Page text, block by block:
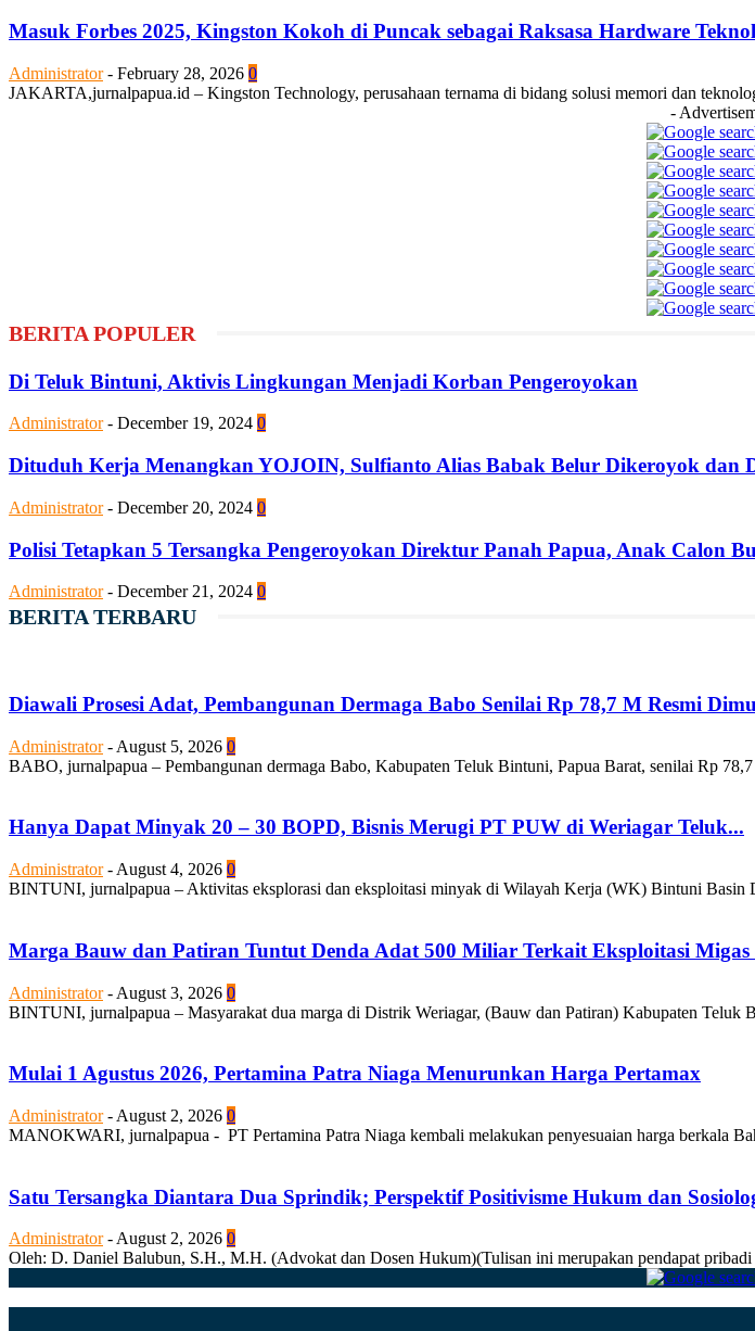
Masuk Forbes 2025, Kingston Kokoh di Puncak sebagai Raksasa Hardware
Administrator - February 28, 2026 0
JAKARTA,jurnalpapua.id – Kingston Technology, perusahaan ternama di bidang solusi memori dan
-
BERITA POPULER
Di Teluk Bintuni, Aktivis Lingkungan Menjadi Korban Pengeroyokan
Administrator - December 19, 2024 0
Dituduh Kerja Menangkan YOJOIN, Sulfianto Alias Babak Belur Dikeroyok dan
Administrator - December 20, 2024 0
Polisi Tetapkan 5 Tersangka Pengeroyokan Direktur Panah Papua, Anak Calon
Administrator - December 21, 2024 0
BERITA TERBARU
Diawali Prosesi Adat, Pembangunan Dermaga Babo Senilai Rp 78,7 M Resmi
Administrator - August 5, 2026 0
BABO, jurnalpapua – Pembangunan dermaga Babo, Kabupaten Teluk Bintuni, Papua Barat, senilai Rp
Hanya Dapat Minyak 20 – 30 BOPD, Bisnis Merugi PT PUW di Weriagar Teluk...
Administrator - August 4, 2026 0
BINTUNI, jurnalpapua – Aktivitas eksplorasi dan eksploitasi minyak di Wilayah Kerja (WK) Bintuni Basin
Marga Bauw dan Patiran Tuntut Denda Adat 500 Miliar Terkait Eksploitasi
Administrator - August 3, 2026 0
BINTUNI, jurnalpapua – Masyarakat dua marga di Distrik Weriagar, (Bauw dan Patiran) Kabupaten Teluk
Mulai 1 Agustus 2026, Pertamina Patra Niaga Menurunkan Harga Pertamax
Administrator - August 2, 2026 0
MANOKWARI, jurnalpapua - PT Pertamina Patra Niaga kembali melakukan penyesuaian harga berkala
Satu Tersangka Diantara Dua Sprindik; Perspektif Positivisme Hukum dan
Administrator -August 2, 2026 0
Oleh: D. Daniel Balubun, S.H., M.H. (Advokat dan Dosen Hukum)(Tulisan ini merupakan pendapat